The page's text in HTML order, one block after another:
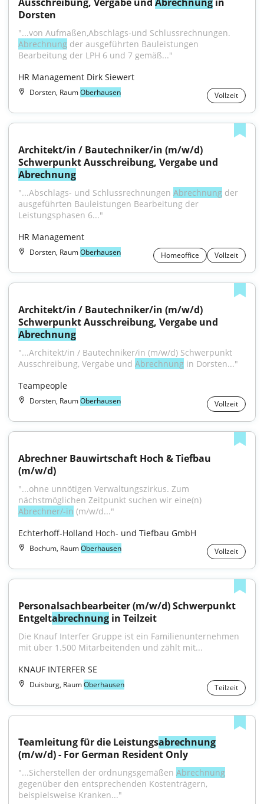
Dorsten
Abrechnung der ausgeführten Bauleistungen
Bearbeitung der LPH 6 und 7 gemäß..."
HR Management Dirk Siewert
Dorsten, RaumOberhausen Vollzeit
Architekt/in / Bautechniker/in (m/w/d)
Abrechnung
"...Abschlags- und Schlussrechnungen Abrechnung der
ausgeführten Bauleistungen Bearbeitung der
Leistungsphasen 6..."
HR Management
Dorsten, RaumOberhausen Homeoffice Vollzeit
Architekt/in / Bautechniker/in (m/w/d)
Abrechnung
"...Architekt/in / Bautechniker/in (m/w/d) Schwerpunkt
Ausschreibung, Vergabe und Abrechnung in Dorsten..."
Teampeople
Dorsten, RaumOberhausen Vollzeit
Abrechner Bauwirtschaft Hoch & Tiefbau
(m/w/d)
"...ohne unnötigen Verwaltungszirkus. Zum
Abrechner/-in (m/w/d..."
Echterhoff-Holland Hoch- und Tiefbau GmbH
Bochum, RaumOberhausen Vollzeit
Personalsachbearbeiter (m/w/d) Schwerpunkt
Entgeltabrechnung in Teilzeit
Die Knauf Interfer Gruppe ist ein Familienunternehmen
mit über 1.500 Mitarbeitenden und zählt mit...
KNAUF INTERFER SE
Duisburg, RaumOberhausen Teilzeit
Teamleitung für die Leistungsabrechnung
(m/w/d) - For German Resident Only
"...Sicherstellen der ordnungsgemäßen Abrechnung
gegenüber den entsprechenden Kostenträgern,
beispielsweise Kranken..."